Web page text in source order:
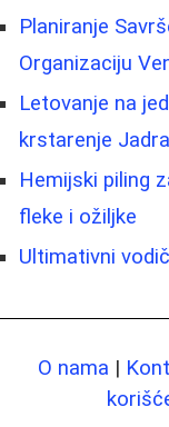
Planiranje
Organizaciju
Letovanje na
krstarenje
Hemijski piling
fleke i ožiljke
Ultimativni
O nama |